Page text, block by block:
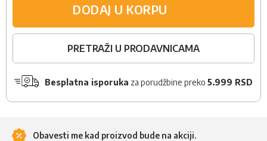
DODAJ U KORPU
PRETRAŽI U PRODAVNICAMA
Besplatna isporuka za porudžbine preko 5.999 RSD
Obavesti me kad proizvod bude na akciji.